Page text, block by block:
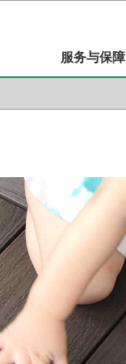
服务与保障